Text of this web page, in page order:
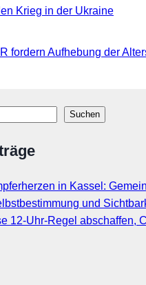
Krieg in der Ukraine
fordern Aufhebung der
Suchen
in Kassel:
und
12-Uhr-Regel abschaffen,